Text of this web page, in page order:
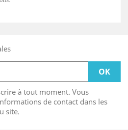
à tout moment. Vous
de contact dans les
site.